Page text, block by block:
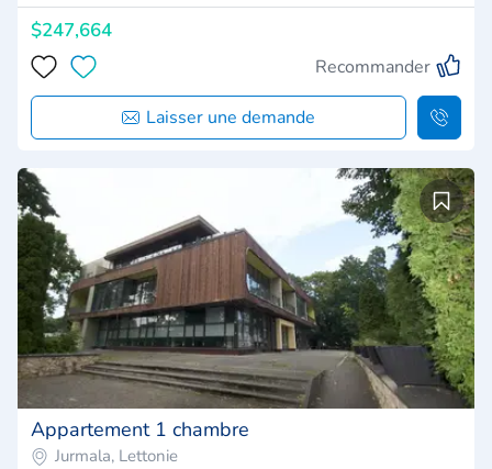
$247,664
Recommander
Laisser une demande
Appartement 1 chambre
Jurmala, Lettonie